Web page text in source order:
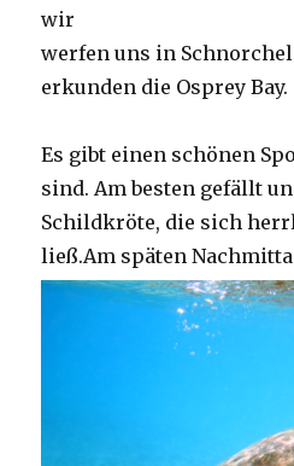
wir
werfen uns in
erkunden die Osprey Bay.
Es gibt einen schönen
sind. Am besten gefällt
Schildkröte, die sich
ließ.Am späten